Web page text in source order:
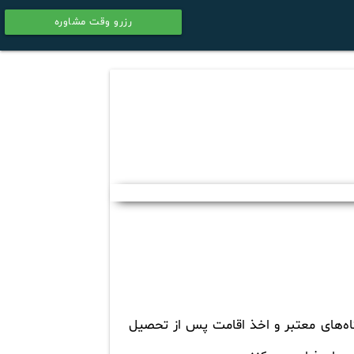
رزرو وقت مشاوره
calendar
معتبر و اخذ اقامت پس از تحصیل